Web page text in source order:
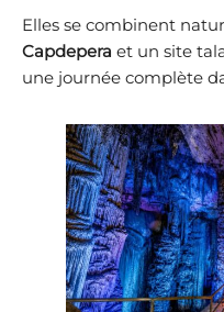
Elles se combinent
Capdepera et un site
une journée complète